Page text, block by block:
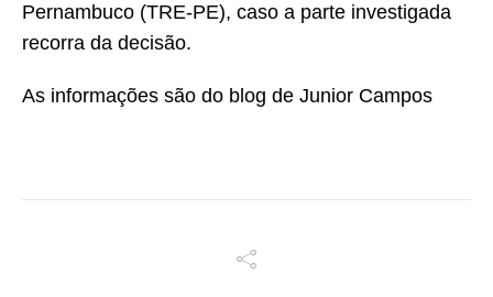
Pernambuco (TRE-PE), caso a parte investigada
recorra da decisão.
As informações são do blog de Junior Campos